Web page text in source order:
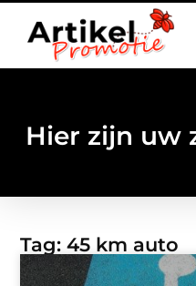
Hier zijn uw
Tag: 45 km auto